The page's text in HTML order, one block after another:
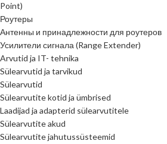
Point)
Роутеры
Антенны и принадлежности для роутеров
Усилители сигнала (Range Extender)
Arvutid ja IT- tehnika
Sülearvutid ja tarvikud
Sülearvutid
Sülearvutite kotid ja ümbrised
Laadijad ja adapterid sülearvutitele
Sülearvutite akud
Sülearvutite jahutussüsteemid